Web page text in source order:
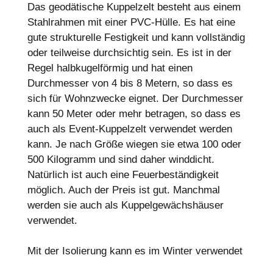
Das geodätische Kuppelzelt besteht aus einem
Stahlrahmen mit einer PVC-Hülle. Es hat eine
gute strukturelle Festigkeit und kann vollständig
oder teilweise durchsichtig sein. Es ist in der
Regel halbkugelförmig und hat einen
Durchmesser von 4 bis 8 Metern, so dass es
sich für Wohnzwecke eignet. Der Durchmesser
kann 50 Meter oder mehr betragen, so dass es
auch als Event-Kuppelzelt verwendet werden
kann. Je nach Größe wiegen sie etwa 100 oder
500 Kilogramm und sind daher winddicht.
Natürlich ist auch eine Feuerbeständigkeit
möglich. Auch der Preis ist gut. Manchmal
werden sie auch als Kuppelgewächshäuser
verwendet.
Mit der Isolierung kann es im Winter verwendet